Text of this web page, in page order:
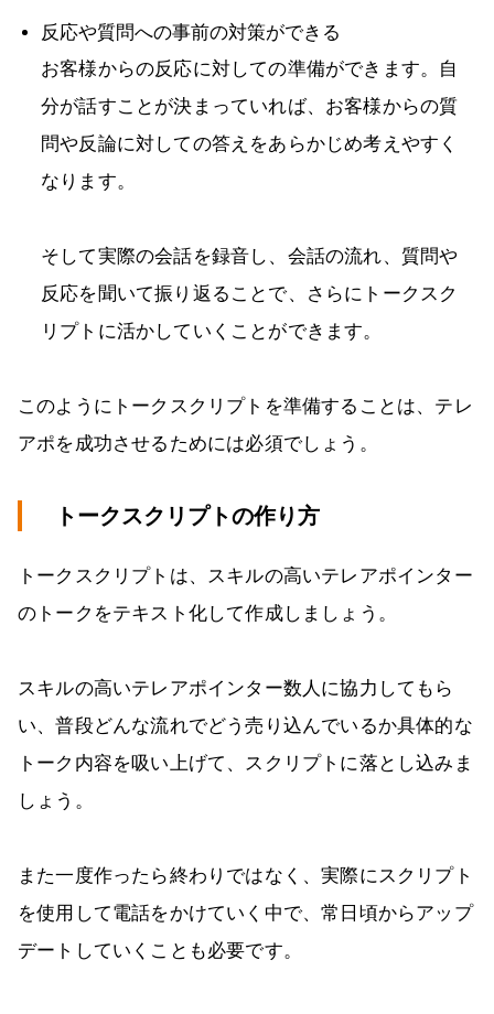
反応や質問への事前の対策ができる
お客様からの反応に対しての準備ができます。自
分が話すことが決まっていれば、お客様からの質
問や反論に対しての答えをあらかじめ考えやすく
なります。
そして実際の会話を録音し、会話の流れ、質問や
反応を聞いて振り返ることで、さらにトークスク
リプトに活かしていくことができます。
このようにトークスクリプトを準備することは、テレ
アポを成功させるためには必須でしょう。
トークスクリプトの作り方
トークスクリプトは、スキルの高いテレアポインター
のトークをテキスト化して作成しましょう。
スキルの高いテレアポインター数人に協力してもら
い、普段どんな流れでどう売り込んでいるか具体的な
トーク内容を吸い上げて、スクリプトに落とし込みま
しょう。
また一度作ったら終わりではなく、実際にスクリプト
を使用して電話をかけていく中で、常日頃からアップ
デートしていくことも必要です。